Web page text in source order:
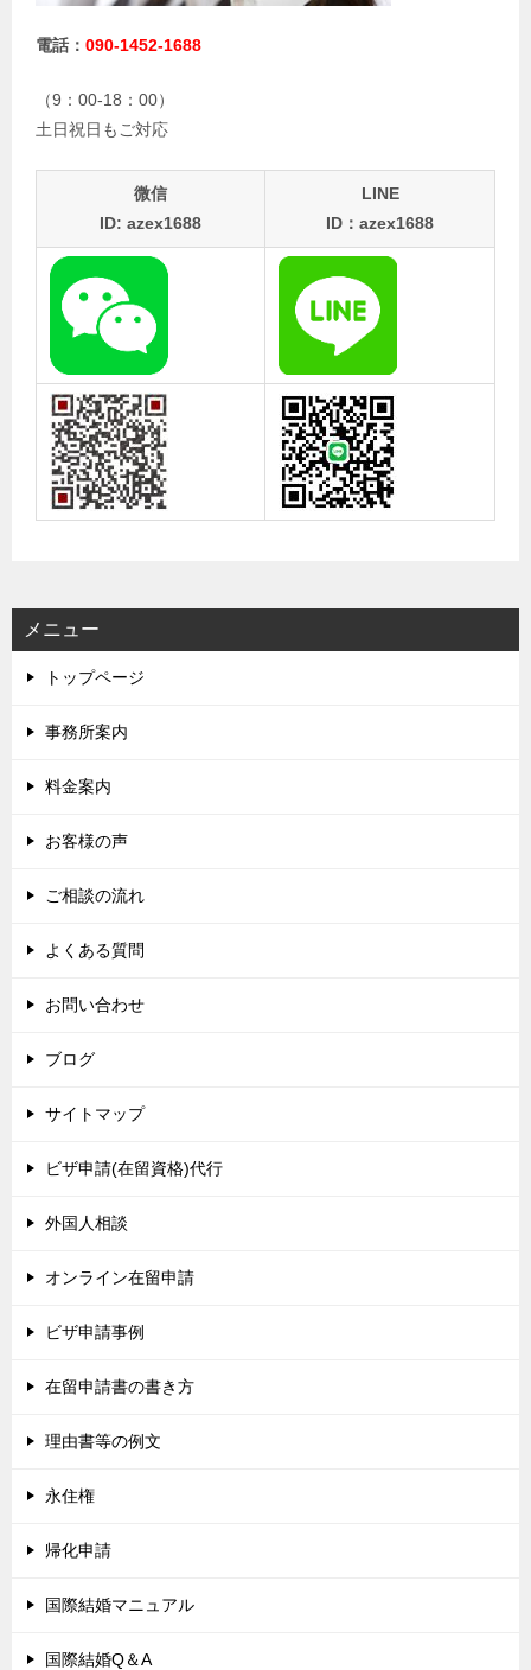
電話： 090-1452-1688
（9：00-18：00）
土日祝日もご対応
微信
ID: azex1688
LINE
ID：azex1688
メニュー
トップページ
事務所案内
料金案内
お客様の声
ご相談の流れ
よくある質問
お問い合わせ
ブログ
サイトマップ
ビザ申請(在留資格)代行
外国人相談
オンライン在留申請
ビザ申請事例
在留申請書の書き方
理由書等の例文
永住権
帰化申請
国際結婚マニュアル
国際結婚Q＆A